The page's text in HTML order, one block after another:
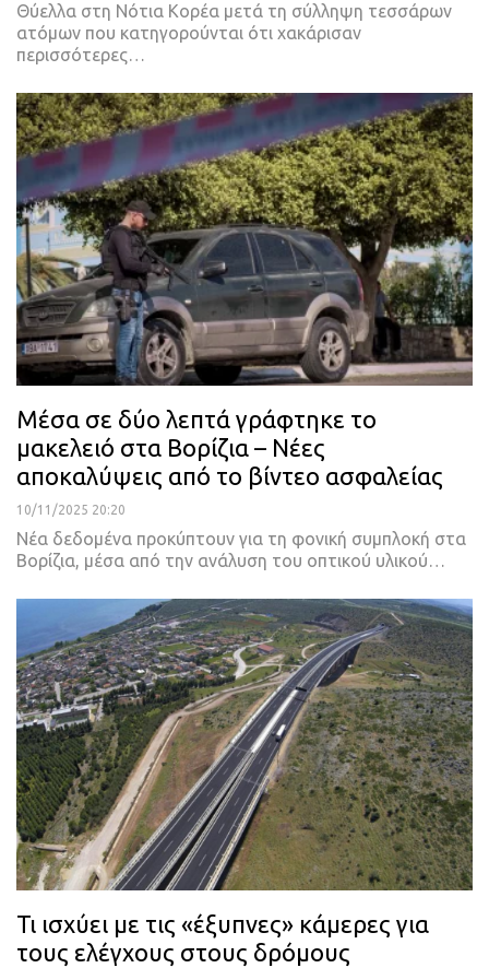
Θύελλα στη Νότια Κορέα μετά τη σύλληψη τεσσάρων
ατόμων που κατηγορούνται ότι χακάρισαν
περισσότερες…
Μέσα σε δύο λεπτά γράφτηκε το
μακελειό στα Βορίζια – Νέες
αποκαλύψεις από το βίντεο ασφαλείας
10/11/2025 20:20
Νέα δεδομένα προκύπτουν για τη φονική συμπλοκή στα
Βορίζια, μέσα από την ανάλυση του οπτικού υλικού…
Τι ισχύει με τις «έξυπνες» κάμερες για
τους ελέγχους στους δρόμους